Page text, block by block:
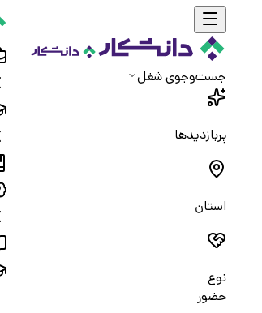
جست‌و‌جوی شغل
پربازدیدها
استان
نوع
حضور